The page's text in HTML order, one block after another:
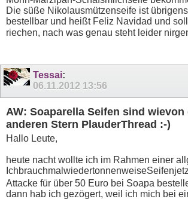
Die süße Nikolausmützenseife ist
bestellbar und heißt Feliz Navidad und
riechen, nach was genau steht leider
Tessai:
06.11.2012 13:56
AW: Soaparella Seifen sind wievon
anderen Stern PlauderThread :-)
Hallo Leute,
heute nacht wollte ich im Rahmen einer
Attacke für über 50 Euro bei Soapa
dann hab ich gezögert, weil ich mich bei